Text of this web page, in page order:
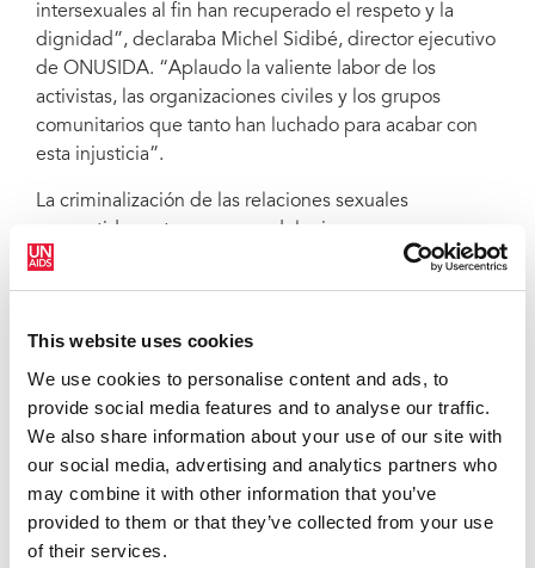
This website uses cookies
We use cookies to personalise content and ads, to
provide social media features and to analyse our traffic.
We also share information about your use of our site with
our social media, advertising and analytics partners who
may combine it with other information that you’ve
provided to them or that they’ve collected from your use
of their services.
intersexuales al fin han recuperado el respeto y la
dignidad”, declaraba Michel Sidibé, director ejecutivo
de ONUSIDA. “Aplaudo la valiente labor de los
activistas, las organizaciones civiles y los grupos
comunitarios que tanto han luchado para acabar con
esta injusticia”.
La criminalización de las relaciones sexuales
consentidas entre personas del mismo sexo es una
violación de los derechos humanos y legitima los
prejuicios y la violencia contra las personas
servicios de prevención, pruebas y tratamiento del
VIH, y aumenta el riesgo de que lo contraigan.
En India, mientras que la prevalencia nacional del VIH
entre todos los adultos tan solo es del 0,26%, entre los
hombres gais y otros hombres que tienen relaciones
sexuales con hombres es del 2,7%, y entre las
personas transgénero del 3,1%. En torno a tres de
cada diez hombres gais y cuatro de cada diez